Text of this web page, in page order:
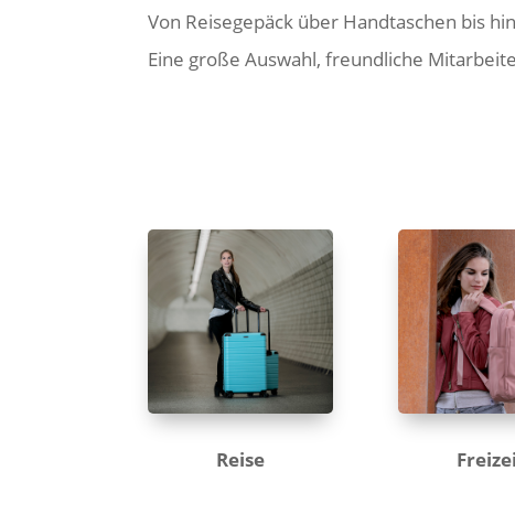
Von Reisegepäck über Handtaschen bis
Eine große Auswahl, freundliche
Reise